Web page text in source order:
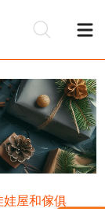
娃屋和傢俱